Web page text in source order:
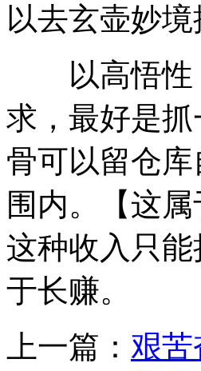
以去玄壶妙
以高悟性，
求，最好是
骨可以留仓
围内。【这
这种收入只
于长赚。
上一篇： 艰